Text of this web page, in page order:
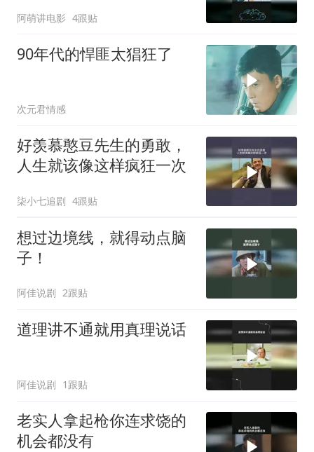
阿萌讲电影 4跟贴
90年代的悍匪太猖狂了
次元君情感
好羡慕憨豆先生的勇敢，
人生就该像这样疯狂一次
柒小七追剧 4跟贴
想过边境线，就得动点脑
子！
阿佳说剧 2跟贴
道理讲不通就用真理说话
阿佳说剧 1跟贴
老实人拿起枪你连求饶的
机会都没有